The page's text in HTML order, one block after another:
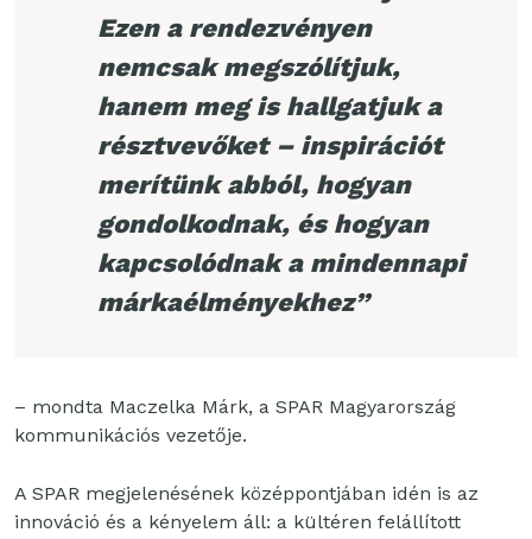
Ezen a rendezvényen
nemcsak megszólítjuk,
hanem meg is hallgatjuk a
résztvevőket – inspirációt
merítünk abból, hogyan
gondolkodnak, és hogyan
kapcsolódnak a mindennapi
márkaélményekhez”
– mondta Maczelka Márk, a SPAR Magyarország
kommunikációs vezetője.
A SPAR megjelenésének középpontjában idén is az
innováció és a kényelem áll: a kültéren felállított